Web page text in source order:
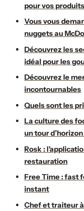
pour vos produits
Vous vous
nuggets au
Découvrez les
idéal pour les
Découvrez le
incontournables
Quels sont les
La culture des
un tour
Rosk :
restauration
Free Time : fast
instant
Chef et traiteur